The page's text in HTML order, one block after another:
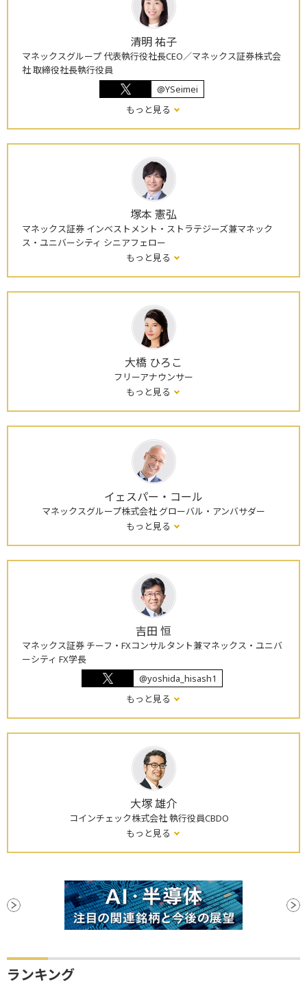
清明 祐子
マネックスグループ 代表執行役社長CEO／マネックス証券株式会
社 取締役社長執行役員
@YSeimei
もっと見る
塚本 憲弘
マネックス証券 インベストメント・ストラテジーズ兼マネック
ス・ユニバーシティ シニアフェロー
もっと見る
大橋 ひろこ
フリーアナウンサー
もっと見る
イェスパー・コール
マネックスグループ株式会社 グローバル・アンバサダー
もっと見る
吉田 恒
マネックス証券 チーフ・FXコンサルタント兼マネックス・ユニバ
ーシティ FX学長
@yoshida_hisash1
もっと見る
大塚 雄介
コインチェック株式会社 執行役員CBDO
もっと見る
ランキング